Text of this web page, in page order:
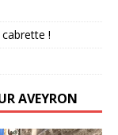
!
AVEYRON